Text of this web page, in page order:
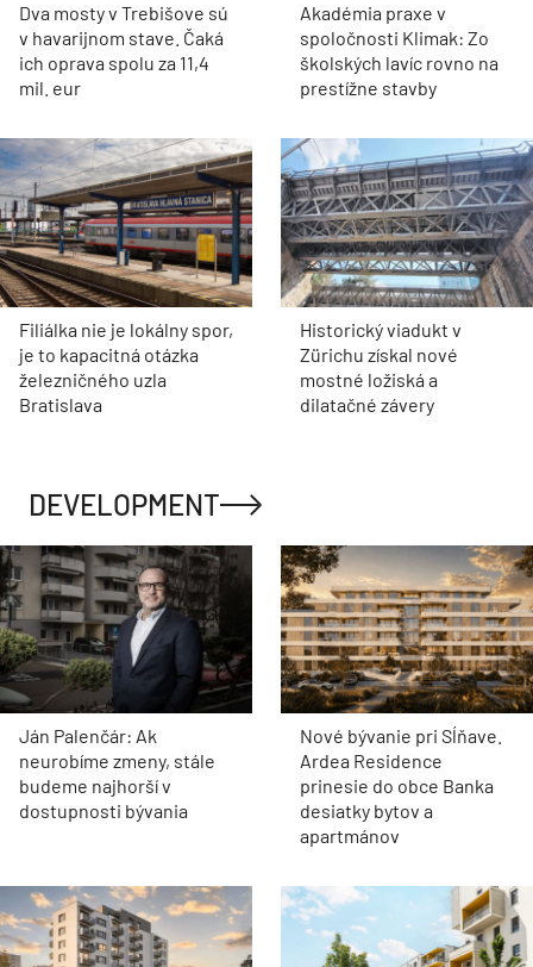
Dva mosty v Trebišove sú
v havarijnom stave. Čaká
ich oprava spolu za 11,4
mil. eur
Akadémia praxe v
spoločnosti Klimak: Zo
školských lavíc rovno na
prestížne stavby
Filiálka nie je lokálny spor,
je to kapacitná otázka
železničného uzla
Bratislava
Historický viadukt v
Zürichu získal nové
mostné ložiská a
dilatačné závery
DEVELOPMENT
Ján Palenčár: Ak
neurobíme zmeny, stále
budeme najhorší v
dostupnosti bývania
Nové bývanie pri Sĺňave.
Ardea Residence
prinesie do obce Banka
desiatky bytov a
apartmánov